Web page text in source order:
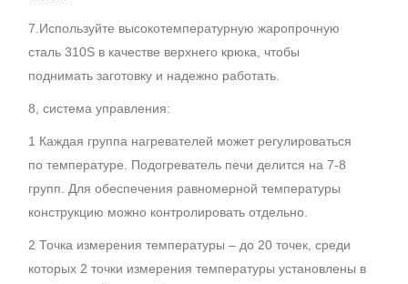
7.Используйте высокотемпературную жаропрочную
сталь 310S в качестве верхнего крюка, чтобы
поднимать заготовку и надежно работать.
8, система управления:
1 Каждая группа нагревателей может регулироваться
по температуре. Подогреватель печи делится на 7-8
групп. Для обеспечения равномерной температуры
конструкцию можно контролировать отдельно.
2 Точка измерения температуры – до 20 точек, среди
которых 2 точки измерения температуры установлены в